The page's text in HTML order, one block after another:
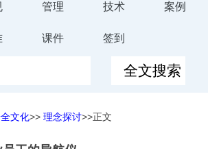
管理 技术 案例
课件 签到
文化>> 理念探讨>>正文